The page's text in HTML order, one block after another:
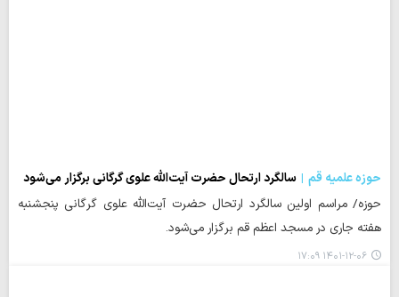
حوزه علمیه قم
سالگرد ارتحال حضرت آیت‌‎الله علوی گرگانی برگزار می‌شود
حوزه/ مراسم اولین سالگرد ارتحال حضرت آیت‌الله علوی گرگانی پنجشنبه
هفته جاری در مسجد اعظم قم برگزار می‌شود.
۱۴۰۱-۱۲-۰۶ ۱۷:۰۹